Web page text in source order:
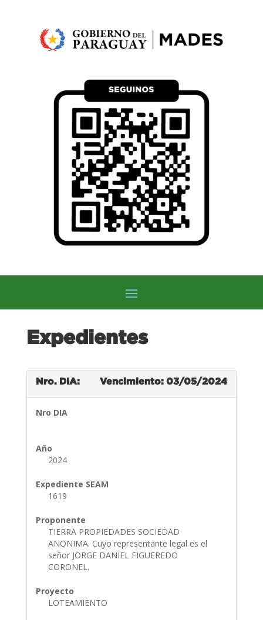
Expedientes
Nro. DIA: Vencimiento: 03/05/2024
Nro DIA
Año
2024
Expediente SEAM
1619
Proponente
TIERRA PROPIEDADES SOCIEDAD
ANONIMA. Cuyo representante legal es el
señor JORGE DANIEL FIGUEREDO
CORONEL.
Proyecto
LOTEAMIENTO